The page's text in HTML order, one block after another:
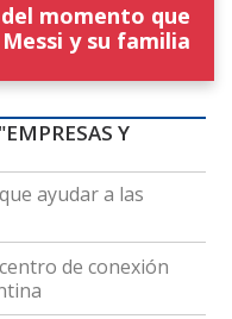
momento que
y su familia
Y
ayudar a las
de conexión